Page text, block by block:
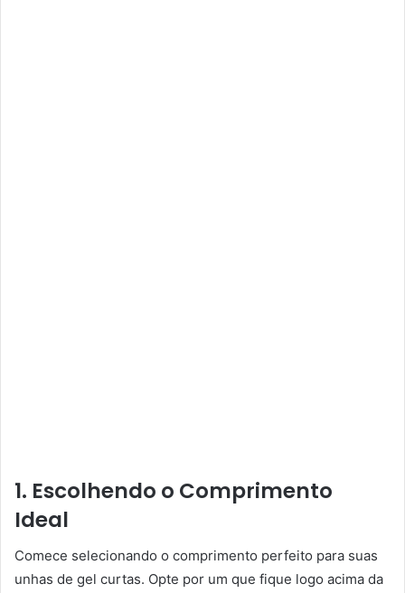
1. Escolhendo o Comprimento
Ideal
Comece selecionando o comprimento perfeito para suas
unhas de gel curtas. Opte por um que fique logo acima da